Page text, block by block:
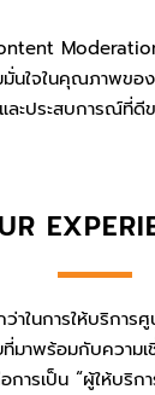
นใจในคุณภาพข
ะประสบการณ์ที่ดี
าในการให้บริการ
ที่มาพร้อมกับความ
การเป็น “ผู้ให้บริ